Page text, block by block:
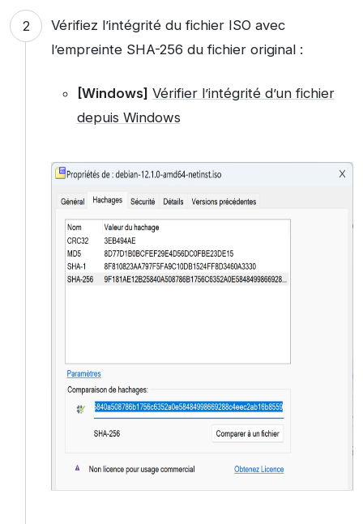
Vérifiez l’intégrité du fichier ISO avec
l’empreinte SHA-256 du fichier original :
[Windows] Vérifier l’intégrité d’un fichier
depuis Windows